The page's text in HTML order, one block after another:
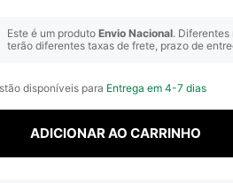
Este é um produto Envio Nacional.
terão diferentes taxas de frete, prazo de
disponíveis para Entrega em 4-7 dias
ADICIONAR AO CARRINHO